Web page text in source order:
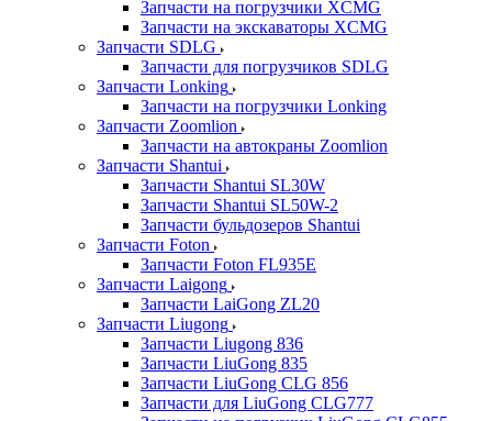
Запчасти на погрузчики XCMG
Запчасти на экскаваторы XCMG
Запчасти SDLG
Запчасти для погрузчиков SDLG
Запчасти Lonking
Запчасти на погрузчики Lonking
Запчасти Zoomlion
Запчасти на автокраны Zoomlion
Запчасти Shantui
Запчасти Shantui SL30W
Запчасти Shantui SL50W-2
Запчасти бульдозеров Shantui
Запчасти Foton
Запчасти Foton FL935E
Запчасти Laigong
Запчасти LaiGong ZL20
Запчасти Liugong
Запчасти Liugong 836
Запчасти LiuGong 835
Запчасти LiuGong CLG 856
Запчасти для LiuGong CLG777